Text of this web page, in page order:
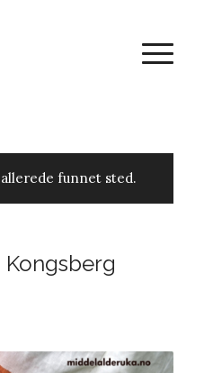
funnet sted.